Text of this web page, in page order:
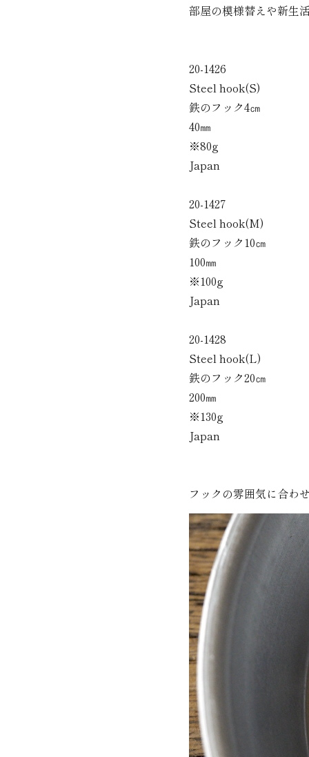
部屋の模様替えや新生
20-1426
Steel hook(S)
鉄のフック4㎝
40㎜
※80g
Japan
20-1427
Steel hook(M)
鉄のフック10㎝
100㎜
※100g
Japan
20-1428
Steel hook(L)
鉄のフック20㎝
200㎜
※130g
Japan
フックの雰囲気に合わ